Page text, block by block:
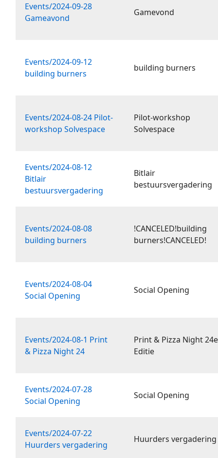
Events/2024-09-28
Gameavond
Gamevond
Events/2024-09-12
building burners
building burners
Events/2024-08-24 Pilot-
workshop Solvespace
Pilot-workshop
Solvespace
Events/2024-08-12
Bitlair
bestuursvergadering
Bitlair
bestuursvergadering
Events/2024-08-08
building burners
!CANCELED!building
burners!CANCELED!
Events/2024-08-04
Social Opening
Social Opening
Events/2024-08-1 Print
& Pizza Night 24
Print & Pizza Night 24e
Editie
Events/2024-07-28
Social Opening
Social Opening
Events/2024-07-22
Huurders vergadering
Huurders vergadering